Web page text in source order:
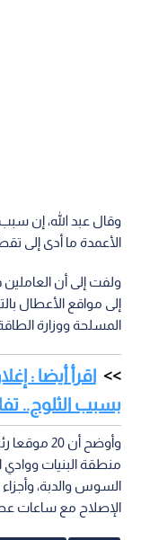
وقال عبد الله، إن
الأعمدة ما أدى إلى
ولفت إلى أن
إلى مواقع الأعطال
المسلحة ووزارة
اقرأ أيضا :
بسبب الثلوج..
وأوضح أن
منطقة البنيات
السوس والدبة،
الإصلاح مع ساعات